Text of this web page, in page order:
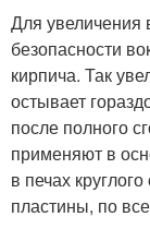
Для увеличения
безопасности
кирпича. Так
остывает
после полного
применяют в
в печах
пластины, по